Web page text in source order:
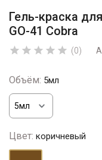
Гель-краска
GO-41 Cobra
     (0)
Объём: 5мл
Цвет: коричневый